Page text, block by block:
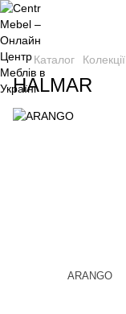
Каталог Колекції
HALMAR
ARANGO